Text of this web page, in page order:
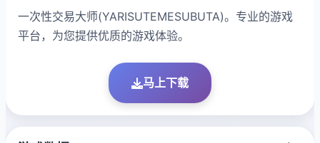
一次性交易大师(YARISUTEMESUBUTA)。专业的游戏
平台，为您提供优质的游戏体验。
马上下载